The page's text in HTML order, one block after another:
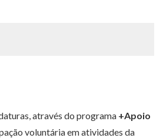
através do programa +Apoio
voluntária em atividades da